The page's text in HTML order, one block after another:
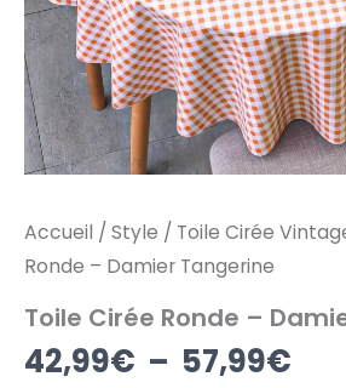
Accueil / Style / Toile Cirée
Ronde – Damier Tangerine
Toile Cirée Ronde –
42,99€ – 57,99€